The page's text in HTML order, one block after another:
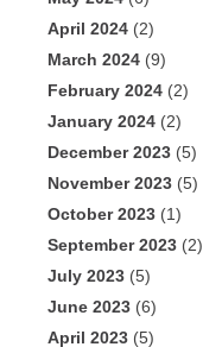
April 2024 (2)
March 2024 (9)
February 2024 (2)
January 2024 (2)
December 2023 (5)
November 2023 (5)
October 2023 (1)
September 2023 (2)
July 2023 (5)
June 2023 (6)
April 2023 (5)